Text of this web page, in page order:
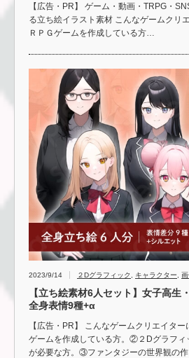
【広告・PR】 ゲーム・動画・TRPG・
る立ち絵イラスト素材 こんなゲームクリ
ＲＰＧゲームを作成している方…
2023/9/14 ２Dグラフィック キャラクター
【立ち絵素材6人セット】女子高生
全身表情9種+α
【広告・PR】 こんなゲームクリエイタ
ゲームを作成している方。②２Dグラフィ
が必要な方。③ファンタジーの世界観の